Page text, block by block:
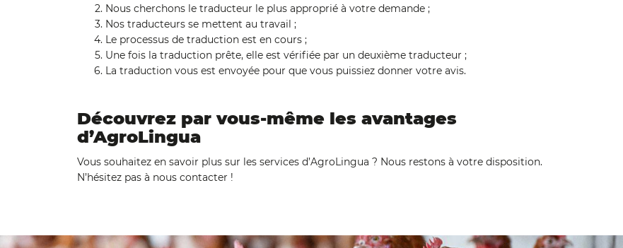
Nous cherchons le traducteur le plus approprié à votre demande ;
Nos traducteurs se mettent au travail ;
Le processus de traduction est en cours ;
Une fois la traduction prête, elle est vérifiée par un deuxième traducteur ;
La traduction vous est envoyée pour que vous puissiez donner votre avis.
Découvrez par vous-même les avantages
d’AgroLingua
Vous souhaitez en savoir plus sur les services d’AgroLingua ? Nous restons à votre disposition.
N’hésitez pas à nous contacter !